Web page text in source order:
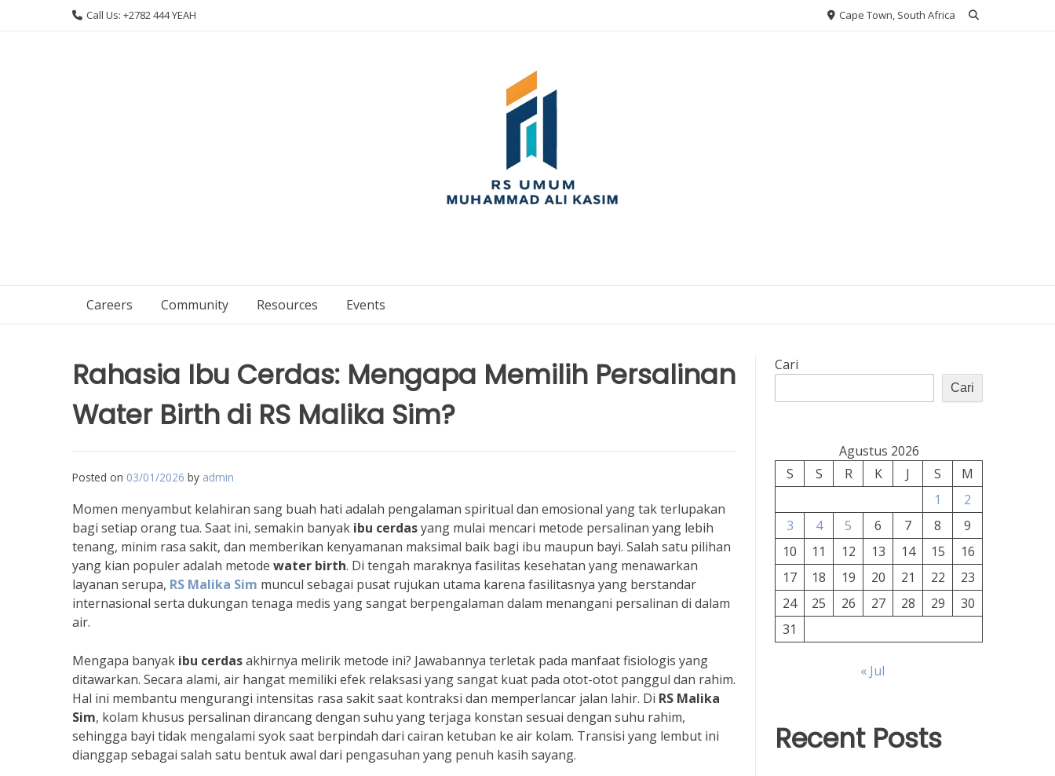
Call Us: +2782 444 YEAH Cape Town, South Africa
Careers Community Resources Events
Rahasia Ibu Cerdas: Mengapa Memilih Persalinan
Water Birth di RS Malika Sim?
Posted on 03/01/2026 by admin
Momen menyambut kelahiran sang buah hati adalah pengalaman spiritual dan emosional yang tak terlupakan
bagi setiap orang tua. Saat ini, semakin banyak ibu cerdasyang mulai mencari metode persalinan yang lebih
tenang, minim rasa sakit, dan memberikan kenyamanan maksimal baik bagi ibu maupun bayi. Salah satu pilihan
yang kian populer adalah metode water birth. Di tengah maraknya fasilitas kesehatan yang menawarkan
layanan serupa, RS Malika Sim muncul sebagai pusat rujukan utama karena fasilitasnya yang berstandar
internasional serta dukungan tenaga medis yang sangat berpengalaman dalam menangani persalinan di dalam
air.
Mengapa banyak ibu cerdasakhirnya melirik metode ini? Jawabannya terletak pada manfaat fisiologis yang
ditawarkan. Secara alami, air hangat memiliki efek relaksasi yang sangat kuat pada otot-otot panggul dan rahim.
Hal ini membantu mengurangi intensitas rasa sakit saat kontraksi dan memperlancar jalan lahir. Di RS Malika
Sim, kolam khusus persalinan dirancang dengan suhu yang terjaga konstan sesuai dengan suhu rahim,
sehingga bayi tidak mengalami syok saat berpindah dari cairan ketuban ke air kolam. Transisi yang lembut ini
dianggap sebagai salah satu bentuk awal dari pengasuhan yang penuh kasih sayang.
Cari
Cari
Agustus 2026
S
S R K J S
M
1
2
3
4 5 6 7 8
9
10
11 12 13 14 15
16
17
18 19 20 21 22
23
24
25 26 27 28 29
30
31
« Jul
Recent Posts